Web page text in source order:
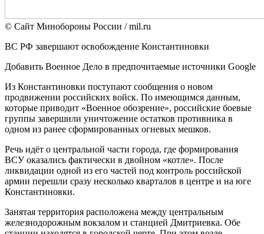
© Сайт Минобороны России / mil.ru
ВС РФ завершают освобождение Константиновки
Добавить Военное Дело в предпочитаемые источники Google
Из Константиновки поступают сообщения о новом
продвижении российских войск. По имеющимся данным,
которые приводит «Военное обозрение», российские боевые
группы завершили уничтожение остатков противника в
одном из ранее сформированных огневых мешков.
Речь идёт о центральной части города, где формирования
ВСУ оказались фактически в двойном «котле». После
ликвидации одной из его частей под контроль российской
армии перешли сразу несколько кварталов в центре и на юге
Константиновки.
Занятая территория расположена между центральным
железнодорожным вокзалом и станцией Дмитриевка. Обе